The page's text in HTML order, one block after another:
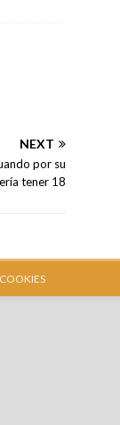
NEXT
por su
tener 18